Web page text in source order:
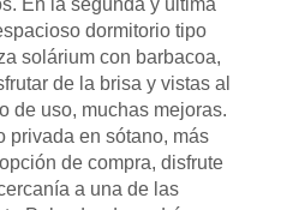
En la segunda y última
dormitorio tipo
solárium con barbacoa,
de la brisa y vistas al
de uso, muchas mejoras.
privada en sótano, más
de compra, disfrute
a una de las